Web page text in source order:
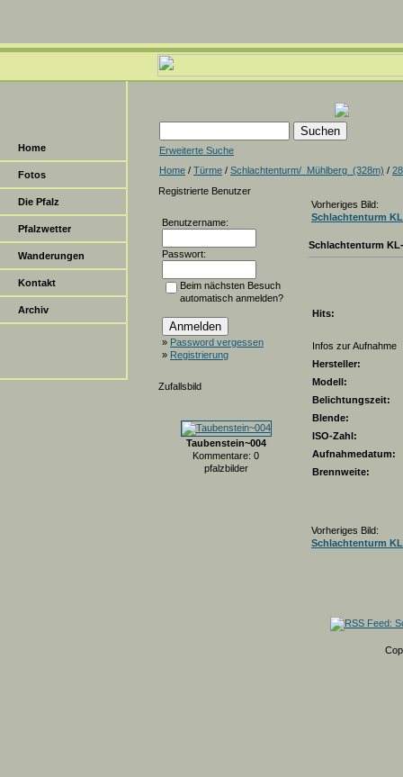
Home
Fotos
Die Pfalz
Pfalzwetter
Wanderungen
Kontakt
Archiv
Erweiterte Suche
Home / Türme / Schlachtenturm/_Mühlberg_(328m) /
Registrierte Benutzer
Benutzername:
Passwort:
Beim nächsten Besuch
automatisch anmelden?
» Password vergessen
» Registrierung
Zufallsbild
Taubenstein~004
Kommentare: 0
pfalzbilder
Vorheriges Bild:
Schlachtenturm
Schlachtenturm
Hits:
Infos zur Aufnahme
Hersteller:
Modell:
Belichtungszeit:
Blende:
ISO-Zahl:
Aufnahmedatum:
Brennweite:
Vorheriges Bild:
Schlachtenturm